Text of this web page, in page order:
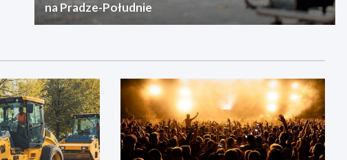
na Pradze-Południe